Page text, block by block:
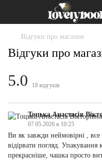
Відгуки про магазин
Відгуки про
5.0 18 відгуків
Тоцька Анастасія
07.05.2026 в 10:25
Ви як завжди неймовірні , все
відірвати погляд. Упакування
прекрасніше, чашка просто